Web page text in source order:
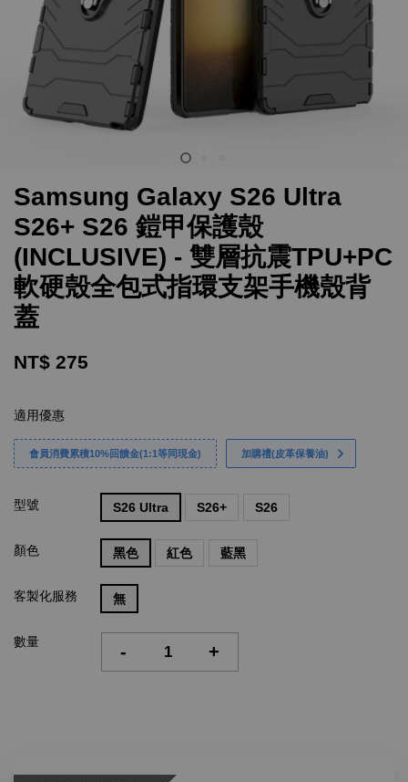
Samsung Galaxy S26 Ultra
S26+ S26 鎧甲保護殼
(INCLUSIVE) - 雙層抗震TPU+PC
軟硬殼全包式指環支架手機殼背
蓋
NT$ 275
適用優惠
會員消費累積10%回饋金(1:1等同現金) 加購禮(皮革保養油)
型號 S26 Ultra S26+ S26
顏色 黑色 紅色 藍黑
客製化服務 無
數量 - +